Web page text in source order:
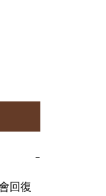
−
回復